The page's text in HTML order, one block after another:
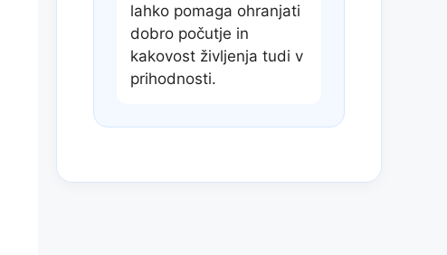
lahko pomaga ohranjati
dobro počutje in
kakovost življenja tudi v
prihodnosti.